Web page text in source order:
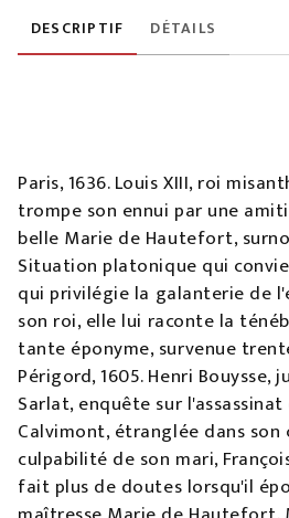
DESCRIPTIF DÉTAILS
Paris, 1636. Louis XIII, roi
trompe son ennui par une
belle Marie de Hautefort,
Situation platonique qui
qui privilégie la galanterie de
son roi, elle lui raconte la
tante éponyme, survenue
Périgord, 1605. Henri Bouysse,
Sarlat, enquête sur
Calvimont, étranglée dans son
culpabilité de son mari,
fait plus de doutes lorsqu'il